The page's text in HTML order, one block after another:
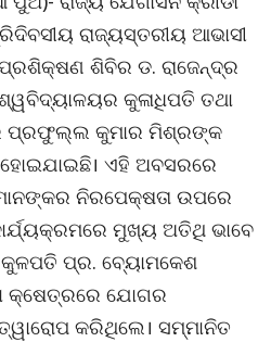
ରାଜ୍ୟସ୍ତରୀୟ ଆଭାସୀ
ଶିବିର ଡ. ରାଜେନ୍ଦ୍ର
କୁଳାଧିପତି ତଥା
ପ୍ରଫୁଲ୍ଲ କୁମାର ମିଶ୍ରଙ୍କ
ଏହି ଅବସରରେ
ନିରପେକ୍ଷତା ଉପରେ
ମୁଖ୍ୟ ଅତିଥି ଭାବେ
ପ୍ର. ବ୍ୟୋମକେଶ
କ୍ଷେତ୍ରରେ ଯୋଗର
କରିଥିଲେ। ସମ୍ମାନିତ